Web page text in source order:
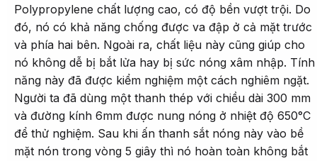
Polypropylene chất lượng cao, có độ bền vượt trội. Do
đó, nó có khả năng chống được va đập ở cả mặt trước
và phía hai bên. Ngoài ra, chất liệu này cũng giúp cho
nó không dễ bị bắt lửa hay bị sức nóng xâm nhập. Tính
năng này đã được kiểm nghiệm một cách nghiêm ngặt.
Người ta đã dùng một thanh thép với chiều dài 300 mm
và đường kính 6mm được nung nóng ở nhiệt độ 650°C
để thử nghiệm. Sau khi ấn thanh sắt nóng này vào bề
mặt nón trong vòng 5 giây thì nó hoàn toàn không bắt